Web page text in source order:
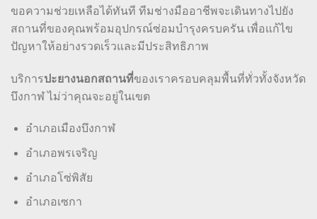
ขอความช่วยเหลือได้ทันที ทีมช่างมืออาชีพจะเดินทางไปยัง
สถานที่ของคุณพร้อมอุปกรณ์ซ่อมบำรุงครบครัน เพื่อแก้ไข
ปัญหาให้อย่างรวดเร็วและมีประสิทธิภาพ
บริการปะยางนอกสถานที่ของเราครอบคลุมพื้นที่ทั่วทั้งจังหวัด
บึงกาฬ ไม่ว่าคุณจะอยู่ในเขต
อำเภอเมืองบึงกาฬ
อำเภอพรเจริญ
อำเภอโซ่พิสัย
อำเภอเซกา